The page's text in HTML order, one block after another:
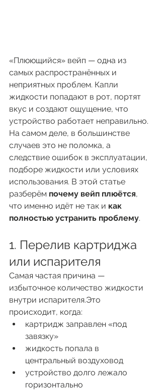
«Плюющийся» вейп — одна из
самых распространённых и
неприятных проблем. Капли
жидкости попадают в рот, портят
вкус и создают ощущение, что
устройство работает неправильно.
На самом деле, в большинстве
случаев это не поломка, а
следствие ошибок в эксплуатации,
подборе жидкости или условиях
использования. В этой статье
разберём почему вейп плюётся,
что именно идёт не так и как
полностью устранить проблему.
1. Перелив картриджа
или испарителя
Самая частая причина —
избыточное количество жидкости
внутри испарителя.Это
происходит, когда:
картридж заправлен «под
завязку»
жидкость попала в
центральный воздуховод
устройство долго лежало
горизонтально